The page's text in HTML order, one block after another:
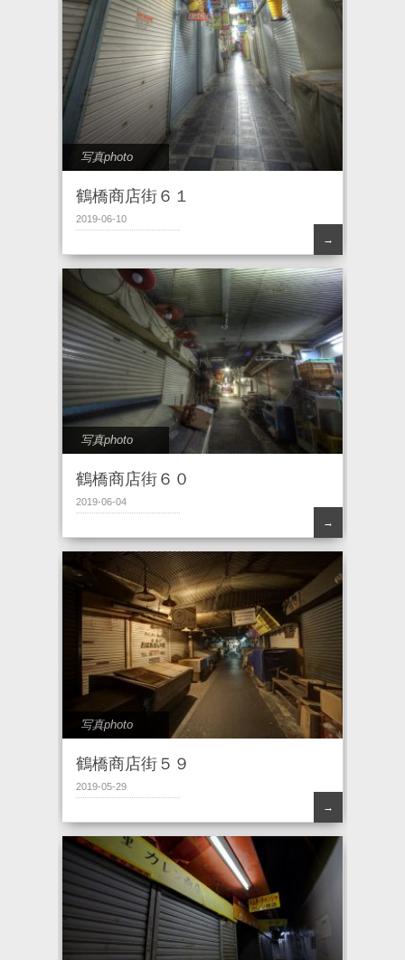
写真photo
鶴橋商店街６１
2019-06-10
→
写真photo
鶴橋商店街６０
2019-06-04
→
写真photo
鶴橋商店街５９
2019-05-29
→